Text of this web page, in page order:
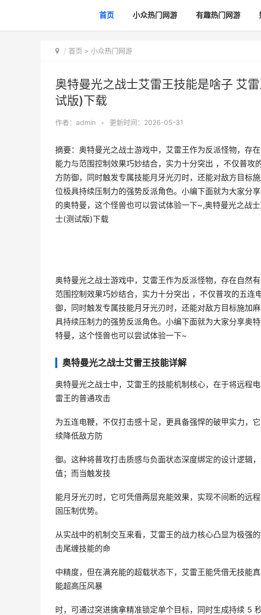
首页 小众热门网游 有趣热门网游
首页 > 小众热门网游
奥特曼光之战士艾雷王技能是啥子 艾
试版)下载
作者： admin • 更新时间：2026-05-31
摘要：奥特曼光之战士游戏中，艾雷王作为反派怪物，存
能力与范围控制效果巧妙结合，实力十分突出 ，不仅普
方防御，同时触发专属技能月牙光刃时，还能对敌方目标
位极具持续压制力的强势反派角色。小编下面就为大家分
的奥特曼，这个怪兽也可以尝试体验一下~,奥特曼光之战
士(测试版)下载
奥特曼光之战士游戏中，艾雷王作为反派怪物，存在自然
范围控制效果巧妙结合，实力十分突出 ，不仅普攻的五
御，同时触发专属技能月牙光刃时，还能对敌方目标施加
具持续压制力的强势反派角色。小编下面就为大家分享奥
特曼，这个怪兽也可以尝试体验一下~
奥特曼光之战士艾雷王技能详解
奥特曼光之战士中，艾雷王的技能机制核心，在于将远程
雷王的普通攻击
为五连电鞭，不仅打击感十足，更具备强悍的破甲实力，
续降低敌方防
御。这种将普攻打击质感与负面状态深度绑定的设计逻辑
值；而当触发技
能月牙光刃时，它可凭借两层充能效果，实现不间断的远
固压制优势。
从实战中的机制交互来看，艾雷王的战力核心凸显为极强
击尾缠技能的命
中精度，但在满充能的超载状态下，艾雷王能凭借无技能
能超高压风暴
时，可通过突进擒拿精准锁定单个目标，同时生成持续 5